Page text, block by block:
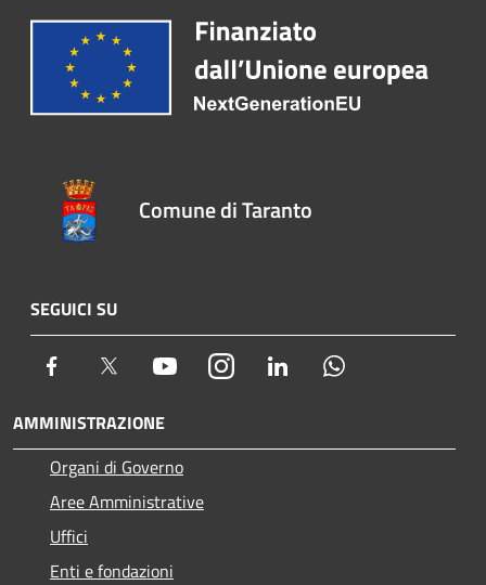
Comune di Taranto
SEGUICI SU
Facebook Twitter YoutubeInstagram LinkedIn
AMMINISTRAZIONE
Organi di Governo
Aree Amministrative
Uffici
Enti e fondazioni